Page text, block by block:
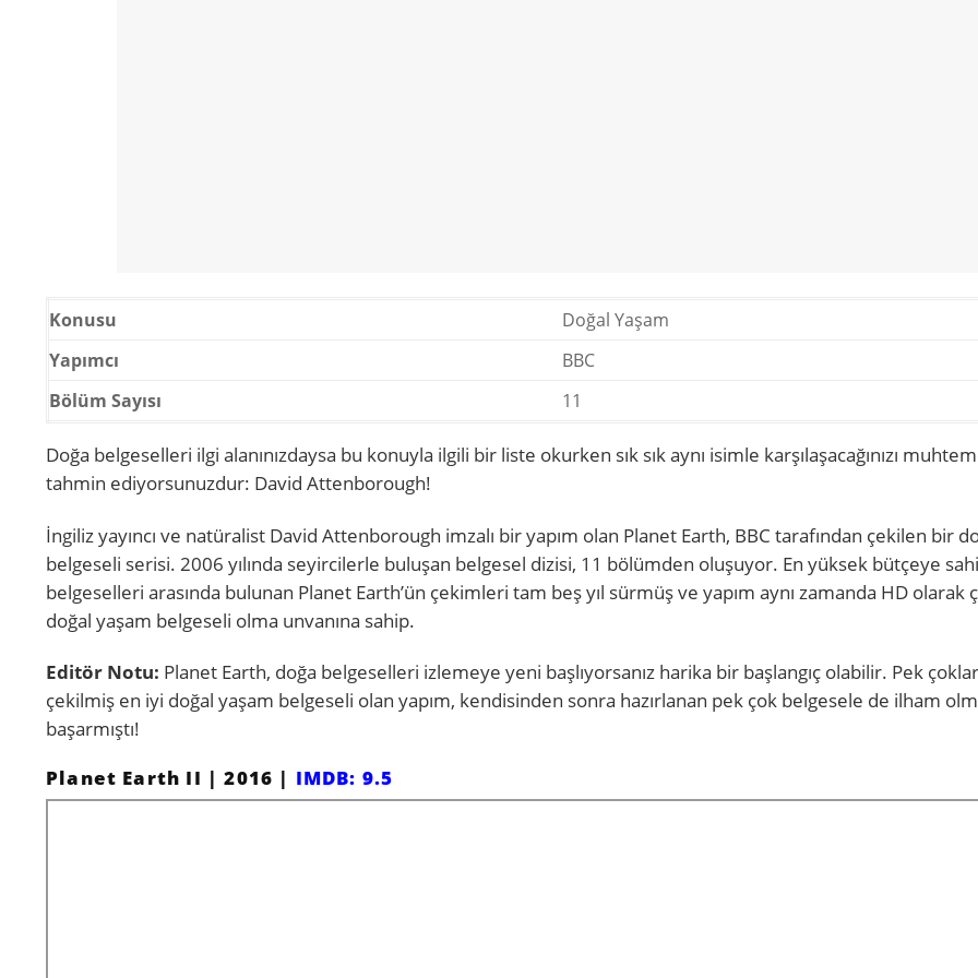
Konusu
Doğal Yaşam
Yapımcı
BBC
Bölüm Sayısı
11
Doğa belgeselleri ilgi alanınızdaysa bu konuyla ilgili bir liste okurken sık sık aynı isimle karşılaşacağınızı
tahmin ediyorsunuzdur: David Attenborough!
İngiliz yayıncı ve natüralist David Attenborough imzalı bir yapım olan Planet Earth, BBC tarafından çekilen bir
belgeseli serisi. 2006 yılında seyircilerle buluşan belgesel dizisi, 11 bölümden oluşuyor. En yüksek bütçeye
belgeselleri arasında bulunan Planet Earth’ün çekimleri tam beş yıl sürmüş ve yapım aynı zamanda HD olarak
doğal yaşam belgeseli olma unvanına sahip.
Editör Notu: Planet Earth, doğa belgeselleri izlemeye yeni başlıyorsanız harika bir başlangıç olabilir. Pek
çekilmiş en iyi doğal yaşam belgeseli olan yapım, kendisinden sonra hazırlanan pek çok belgesele de ilham
başarmıştı!
Planet Earth II | 2016 | IMDB: 9.5